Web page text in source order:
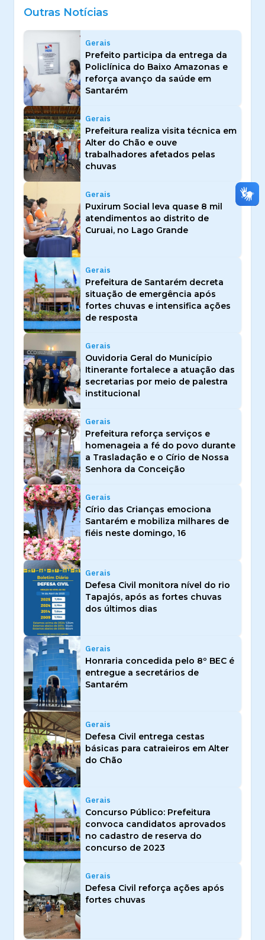
Outras Notícias
Gerais
Prefeito participa da entrega da
Policlínica do Baixo Amazonas e
reforça avanço da saúde em
Santarém
Gerais
Prefeitura realiza visita técnica em
Alter do Chão e ouve
trabalhadores afetados pelas
chuvas
Gerais
Puxirum Social leva quase 8 mil
atendimentos ao distrito de
Curuai, no Lago Grande
Gerais
Prefeitura de Santarém decreta
situação de emergência após
fortes chuvas e intensifica ações
de resposta
Gerais
Ouvidoria Geral do Município
Itinerante fortalece a atuação das
secretarias por meio de palestra
institucional
Gerais
Prefeitura reforça serviços e
homenageia a fé do povo durante
a Trasladação e o Círio de Nossa
Senhora da Conceição
Gerais
Círio das Crianças emociona
Santarém e mobiliza milhares de
fiéis neste domingo, 16
Gerais
Defesa Civil monitora nível do rio
Tapajós, após as fortes chuvas
dos últimos dias
Gerais
Honraria concedida pelo 8º BEC é
entregue a secretários de
Santarém
Gerais
Defesa Civil entrega cestas
básicas para catraieiros em Alter
do Chão
Gerais
Concurso Público: Prefeitura
convoca candidatos aprovados
no cadastro de reserva do
concurso de 2023
Gerais
Defesa Civil reforça ações após
fortes chuvas